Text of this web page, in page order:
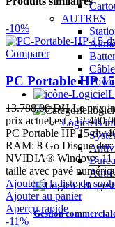
AUTRES
Câble
Logiciels
Gestion
-10%
Comparer
PC Portable HP
13.788,00DH Le prix
prix actuel est :
PC Portable HP 15-
RAM: 8 Go Disque dur:
NVIDIA® Windows 11
taille avec pavé
Ajouter à la liste de
Ajouter au panier
Aperçu rapide
-11%